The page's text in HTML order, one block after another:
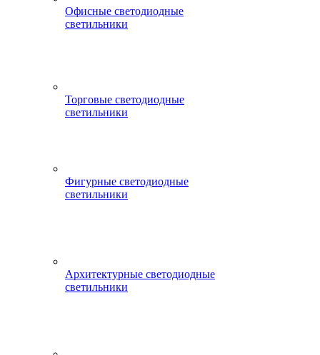
Офисные светодиодные
светильники
Торговые светодиодные
светильники
Фигурные светодиодные
светильники
Архитектурные светодиодные
светильники